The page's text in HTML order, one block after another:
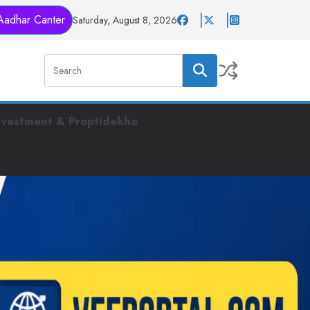
Canter Saturday, August 8, 2026
& Proptidekho